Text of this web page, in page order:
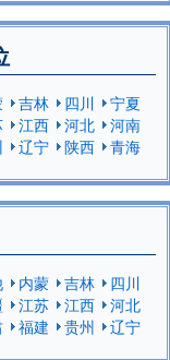
吉林 四川
宁夏
江西 河北
河南
辽宁 陕西
青海
内蒙 吉林
四川
江苏 江西
河北
福建 贵州
辽宁